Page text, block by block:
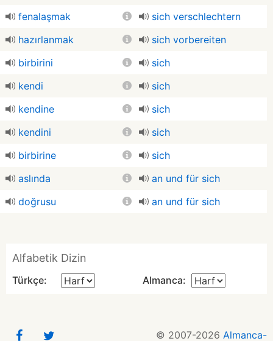
fenalaşmak
sich verschlechtern
hazırlanmak
sich vorbereiten
birbirini
sich
kendi
sich
kendine
sich
kendini
sich
birbirine
sich
aslında
an und für sich
doğrusu
an und für sich
Alfabetik Dizin
Türkçe: Almanca:
© 2007-2026 Almanca-